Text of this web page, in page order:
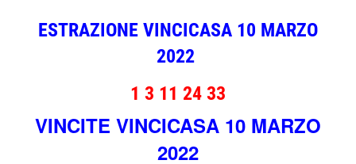
ESTRAZIONE VINCICASA 10 MARZO
2022
1 3 11 24 33
VINCITE VINCICASA 10 MARZO
2022